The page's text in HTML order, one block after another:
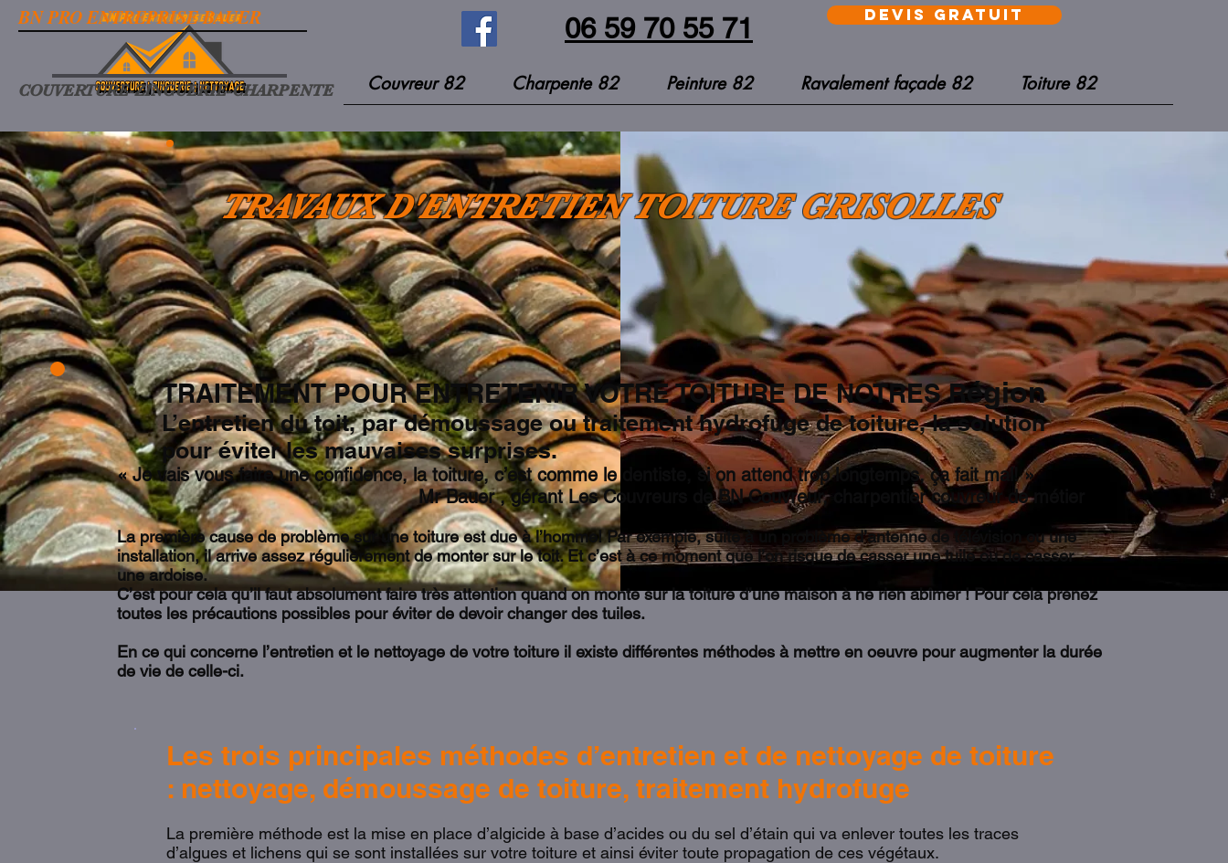
COUVERTURE-ZINGUERIE-CHARPENTE
BN PRO ENTREPRISE BAUER 06 59 70 55 71 devis gratuit
Couvreur 82 Charpente 82 Peinture 82 Ravalement façade 82 Toiture 82
TRAVAUX D'ENTRETIEN TOITURE GRISOLLES
TRAITEMENT POUR ENTRETENIR VOTRE TOITURE DE NOTRES Région
L’entretien du toit, par démoussage ou traitement hydrofuge de toiture, la solution
pour éviter les mauvaises surprises.
« Je vais vous faire une confidence, la toiture, c’est comme le dentiste, si on attend trop longtemps, ça fait mal! »
Mr Bauer , gérant Les Couvreurs de BN Couvreur, charpentier couvreur de métier
La première cause de problème sur une toiture est due à l’homme! Par exemple, suite à un problème d’antenne de télévision ou une
installation, il arrive assez régulièrement de monter sur le toit. Et c’est à ce moment que l’on risque de casser une tuile ou de casser
une ardoise.
C’est pour cela qu’il faut absolument faire très attention quand on monte sur la toiture d’une maison à ne rien abîmer ! Pour cela prenez
toutes les précautions possibles pour éviter de devoir changer des tuiles.
En ce qui concerne l’entretien et le nettoyage de votre toiture il existe différentes méthodes à mettre en oeuvre pour augmenter la durée
de vie de celle-ci.
Les trois principales méthodes d’entretien et de nettoyage de toiture
: nettoyage, démoussage de toiture, traitement hydrofuge
La première méthode est la mise en place d’algicide à base d’acides ou du sel d’étain qui va enlever toutes les traces
d’algues et lichens qui se sont installées sur votre toiture et ainsi éviter toute propagation de ces végétaux.